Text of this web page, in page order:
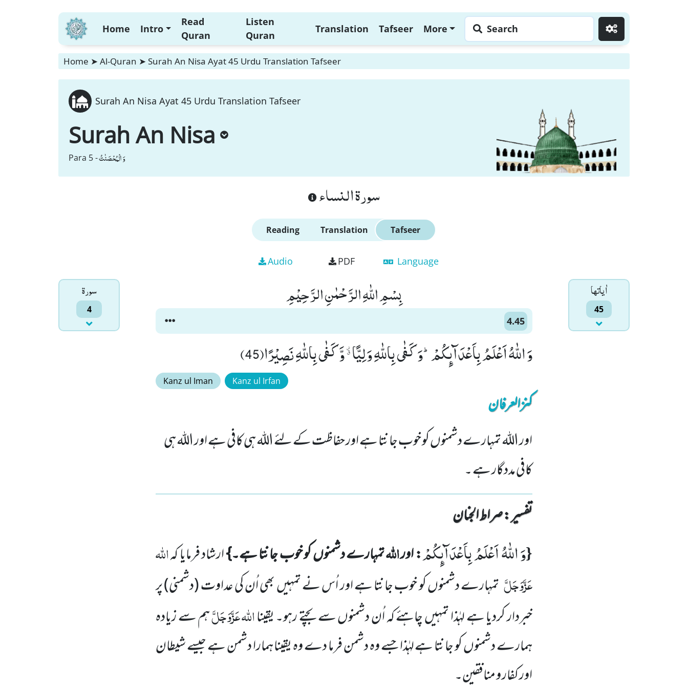
Home Intro
Read
Quran
Listen
Quran
Translation Tafseer More Search
Home ➤ Al-Quran ➤ Surah An Nisa Ayat 45 Urdu Translation Tafseer
Surah An Nisa Ayat 45 Urdu Translation Tafseer
Surah An Nisa
Para 5 -وَ الْمُحْصَنٰتُ
سورة النساء
Reading Translation Tafseer
Audio PDF Language
سورۃ
4
اٰياتها
45
بِسْمِ اللّٰهِ الرَّحْمٰنِ الرَّحِیْمِ
4.45
وَ اللّٰهُ اَعْلَمُ بِاَعْدَآىٕكُمْؕ-وَ كَفٰى بِاللّٰهِ وَلِیًّا ﱪ وَّ كَفٰى بِاللّٰهِ نَصِیْرًا(45)
Kanz ul Iman Kanz ul Irfan
کنزالعرفان
اور اللہ تمہارے دشمنوں کو خوب جانتا ہے اور حفاظت کے لئے اللہ ہی کافی ہے اور اللہ ہی
کافی مددگار ہے ۔
تفسیر : ‎صراط الجنان
{وَ اللّٰهُ اَعْلَمُ بِاَعْدَآىٕكُمْ: اوراللہتمہارے دشمنوں کو خوب جانتا ہے۔}ارشاد فرمایا کہاللہ
عَزَّوَجَلَّتمہارے دشمنوںکو خوب جانتا ہے اور اُس نے تمہیں بھی اُن کی عداوت(دشمنی)پر
خبردار کردیا ہے لہٰذا تمہیں چاہئے کہ اُن دشمنوں سے بچتےرہو۔ یقینااللہعَزَّوَجَلَّہم سے زیادہ
ہمارے دشمنوں کو جانتا ہے لہٰذا جسے وہ دشمن فرما دے وہ یقینا ہمارا دشمن ہے جیسے شیطان
اور کفار و منافقین۔